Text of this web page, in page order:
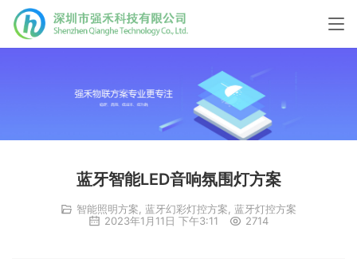
蓝牙智能LED音响氛围灯方案
智能照明方案 蓝牙幻彩灯控方案 蓝牙灯控方案
2023年1月11日 下午3:11
2714